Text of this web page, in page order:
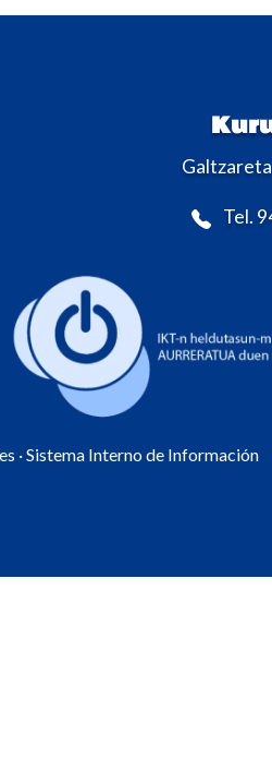
Tel.
· Sistema Interno de Información